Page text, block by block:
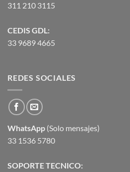
311 210 3115
CEDIS GDL:
33 9689 4665
REDES SOCIALES
WhatsApp (Solo mensajes)
33 1536 5780
SOPORTE TECNICO: